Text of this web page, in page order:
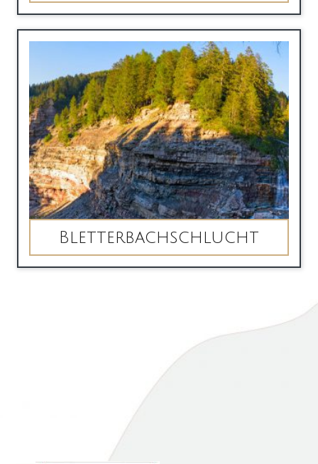
Bletterbachschlucht